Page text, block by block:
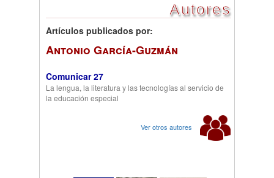
Autores
Artículos publicados por:
Antonio García-Guzmán
Comunicar 27
La lengua, la literatura y las tecnologías al servicio de
la educación especial
Ver otros autores